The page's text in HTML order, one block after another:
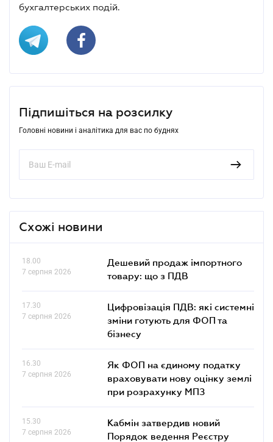
бухгалтерських подій.
Підпишіться на розсилку
Головні новини і аналітика для вас по буднях
Схожі новини
18.00
7 серпня 2026
Дешевий продаж імпортного
товару: що з ПДВ
17.30
7 серпня 2026
Цифровізація ПДВ: які системні
зміни готують для ФОП та
бізнесу
16.30
7 серпня 2026
Як ФОП на єдиному податку
враховувати нову оцінку землі
при розрахунку МПЗ
15.30
7 серпня 2026
Кабмін затвердив новий
Порядок ведення Реєстру